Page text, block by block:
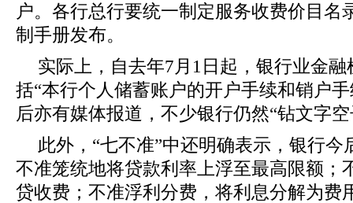
户。各行总行要统一制定服务收费价目名
制手册发布。
实际上，自去年7月1日起，银行业金
括“本行个人储蓄账户的开户手续和销户
后亦有媒体报道，不少银行仍然“钻文字
此外，“七不准”中还明确表示，银行今
不准笼统地将贷款利率上浮至最高限额；
贷收费；不准浮利分费，将利息分解为费